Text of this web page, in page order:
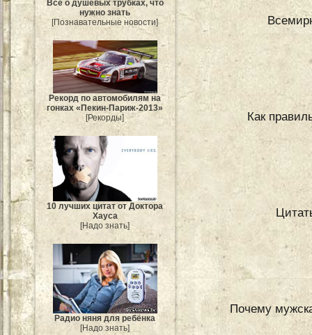
Всё о душевых трубках, что
нужно знать
[Познавательные новости]
Рекорд по автомобилям на
гонках «Пекин-Париж-2013»
[Рекорды]
10 лучших цитат от Доктора
Хауса
[Надо знать]
Радио няня для ребёнка
[Надо знать]
Как
Почему